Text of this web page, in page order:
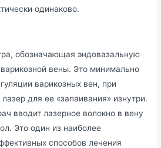
одинаково.
обозначающая эндовазальную
вены. Это минимально
варикозных вен, при
для ее «запаивания» изнутри.
вводит лазерное волокно в вену
Это один из наиболее
способов лечения